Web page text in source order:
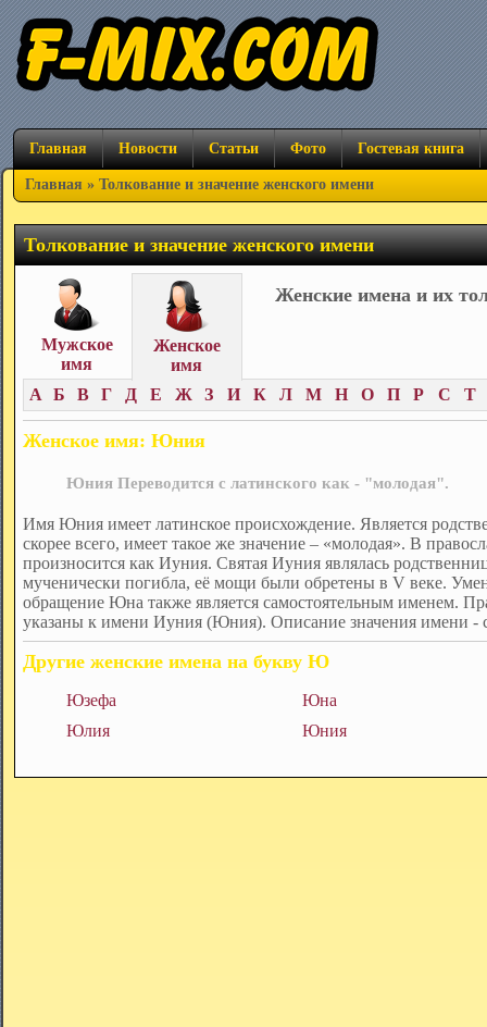
Главная Новости Статьи Фото Гостевая книга
Главная » Толкование и значение женского имени
Толкование и значение женского имени
Мужское
имя
Женское
имя
Женские имена и их
А Б В Г Д Е Ж З И К Л М Н О П Р С Т
Женское имя: Юния
Юния Переводится с латинского как - "молодая".
Имя Юния имеет латинское происхождение. Является
скорее всего, имеет такое же значение – «молодая». В
произносится как Иуния. Святая Иуния являлась
мученически погибла, её мощи были обретены в V веке.
обращение Юна также является самостоятельным именем.
указаны к имени Иуния (Юния). Описание значения имени -
Другие женские имена на букву Ю
Юзефа
Юлия
Юна
Юния